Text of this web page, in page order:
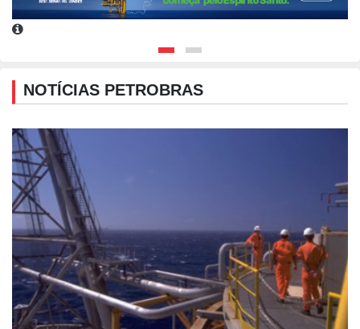
NOTÍCIAS PETROBRAS